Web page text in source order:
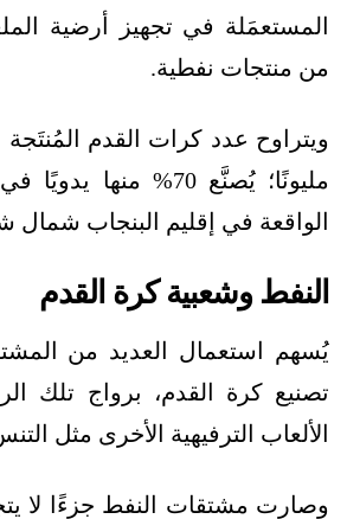
المستعمَلة في تجهيز أرضية
من منتجات نفطية.
مليونًا؛ يُصنَّع 70%
الواقعة في إقليم البنجاب
النفط وشعبية كرة القدم
يُسهم استعمال العديد من
تصنيع كرة القدم، برواج تلك
الألعاب الترفيهية الأخرى مثل
وصارت مشتقات النفط جزءًا لا